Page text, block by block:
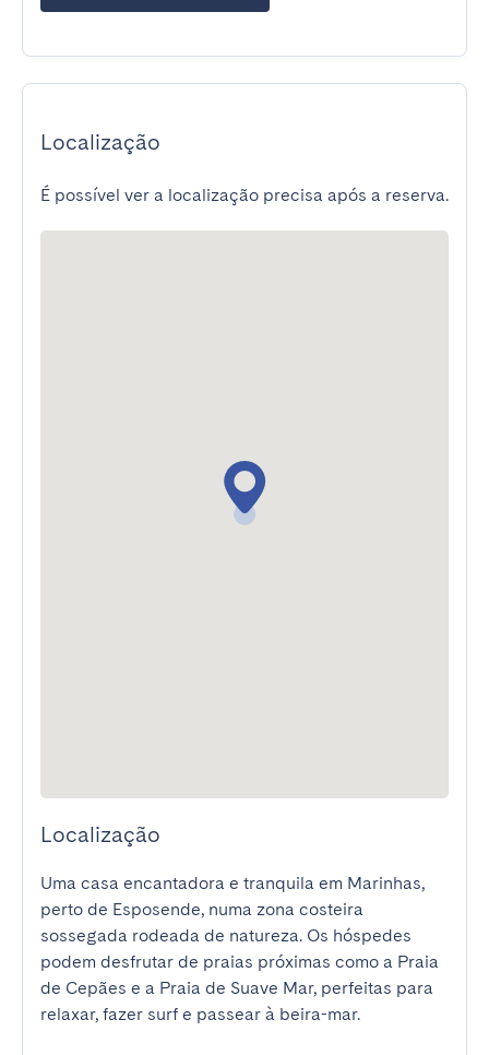
Localização
É possível ver a localização precisa após a reserva.
Localização
Uma casa encantadora e tranquila em Marinhas,
perto de Esposende, numa zona costeira
sossegada rodeada de natureza. Os hóspedes
podem desfrutar de praias próximas como a Praia
de Cepães e a Praia de Suave Mar, perfeitas para
relaxar, fazer surf e passear à beira-mar.